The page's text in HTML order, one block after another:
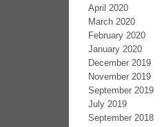
April 2020
March 2020
February 2020
January 2020
December 2019
November 2019
September 2019
July 2019
September 2018